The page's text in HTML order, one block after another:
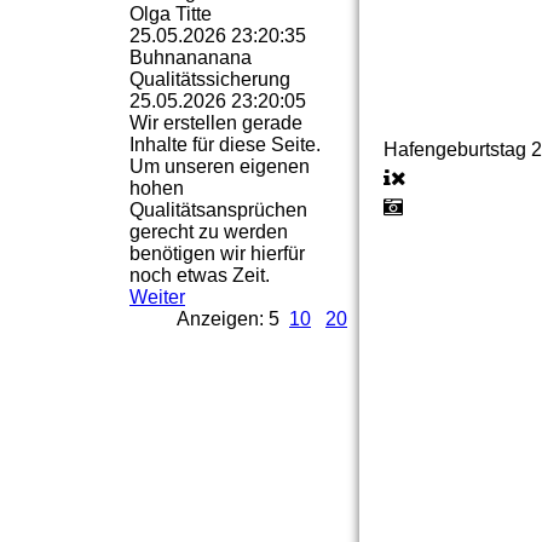
Hafengeburtstag
Olga Titte
25.05.2026 23:20:35
Buhnananana
Qualitätssicherung
25.05.2026 23:20:05
Wir erstellen gerade
Inhalte für diese Seite.
Um unseren eigenen
hohen
Qualitätsansprüchen
gerecht zu werden
benötigen wir hierfür
noch etwas Zeit.
Weiter
Anzeigen: 5 10 20